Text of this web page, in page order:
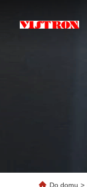
Do domu >